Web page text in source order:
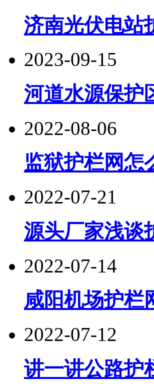
济南光伏电站
2023-09-15
河道水源保护
2022-08-06
监狱护栏网怎
2022-07-21
源头厂家浅谈
2022-07-14
咸阳机场护栏
2022-07-12
讲一讲公路护